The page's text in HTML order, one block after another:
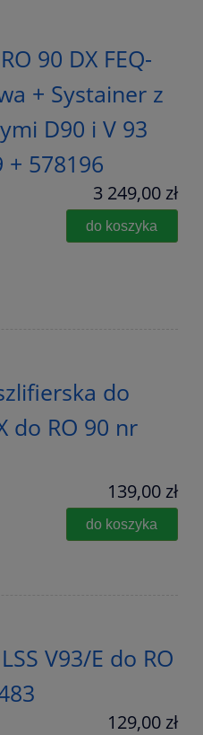
90 DX FEQ-
+ Systainer z
D90 i V 93
+ 578196
3 249,00 zł
do koszyka
do
do RO 90 nr
139,00 zł
do koszyka
V93/E do RO
129,00 zł